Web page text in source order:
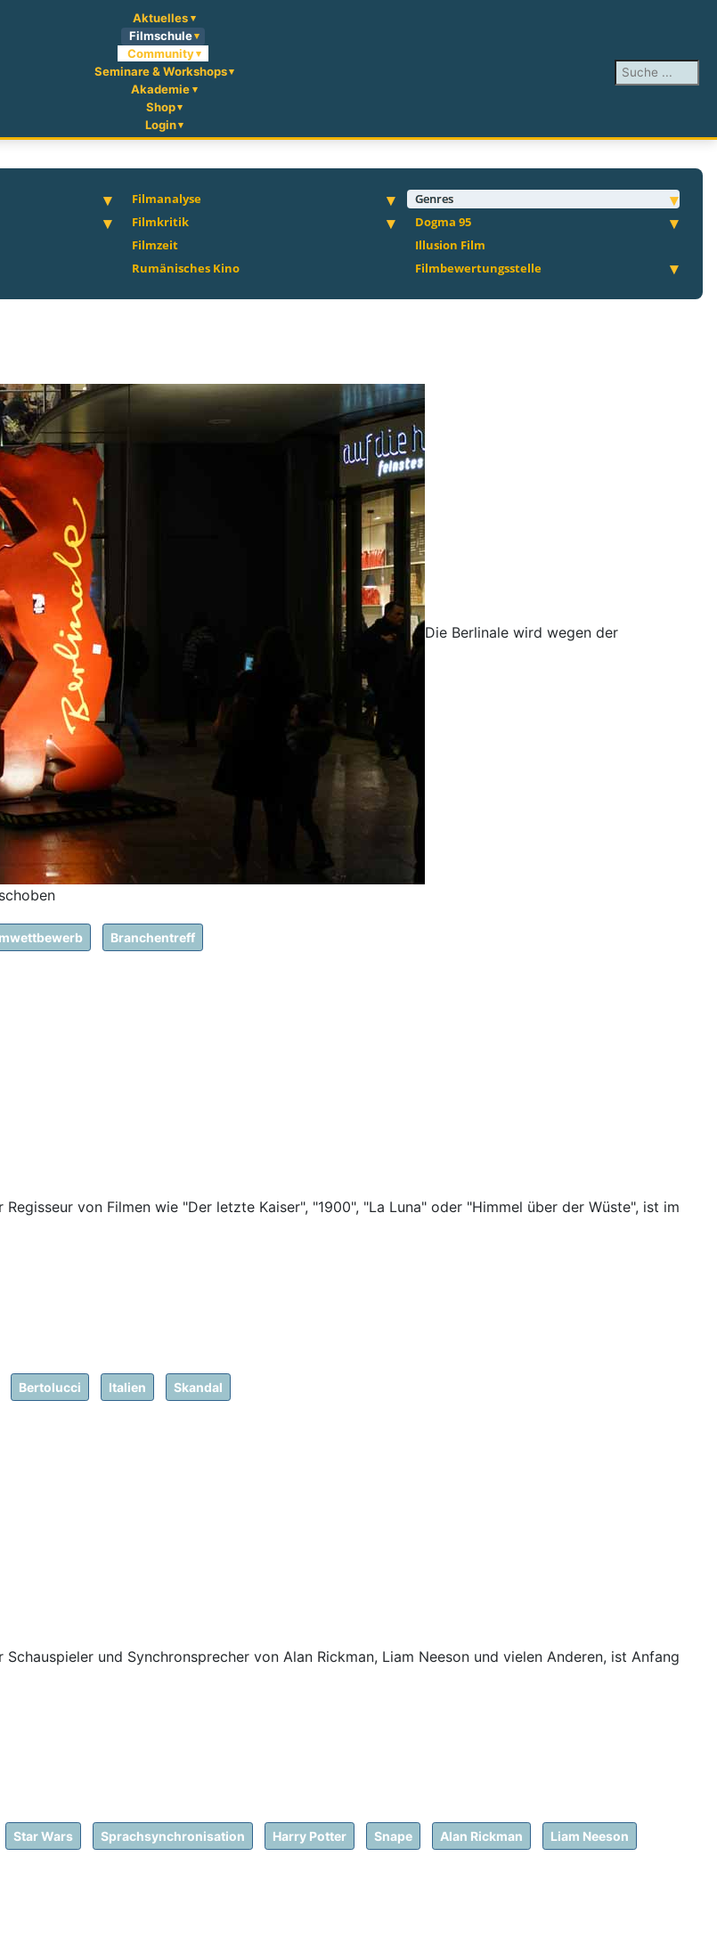
Aktuelles
Filmschule
Community
Seminare & Workshops
Akademie
Shop
Login
Suchen ...
Filmanalyse
Genres
Filmkritik
Dogma 95
Filmzeit
Illusion Film
Rumänisches Kino Filmbewertungsstelle
Die Berlinale wird wegen der
Branchentreff
Regisseur von Filmen wie "Der letzte Kaiser", "1900", "La Luna" oder "Himmel über der Wüste", ist im
Bertolucci Italien Skandal
Schauspieler und Synchronsprecher von Alan Rickman, Liam Neeson und vielen Anderen, ist Anfang
Star Wars Sprachsynchronisation Harry Potter Snape Alan Rickman Liam Neeson